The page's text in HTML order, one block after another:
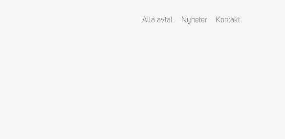
Alla avtal Nyheter Kontakt